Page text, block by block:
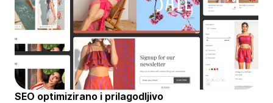
SEO optimizirano i prilagodljivo